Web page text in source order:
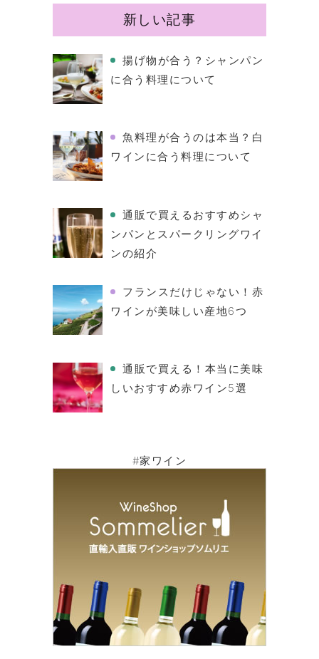
新しい記事
揚げ物が合う？シャンパン
に合う料理について
魚料理が合うのは本当？白
ワインに合う料理について
通販で買えるおすすめシャ
ンパンとスパークリングワイ
ンの紹介
フランスだけじゃない！赤
ワインが美味しい産地6つ
通販で買える！本当に美味
しいおすすめ赤ワイン5選
#家ワイン